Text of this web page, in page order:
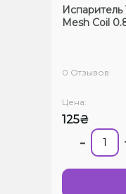
Mesh Coil
0 Отзывов
Цена:
125₴
-